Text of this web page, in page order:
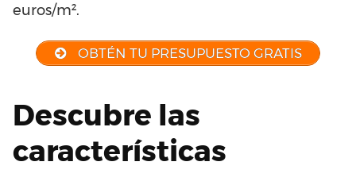
euros/m².
OBTÉN TU PRESUPUESTO GRATIS
Descubre las
características